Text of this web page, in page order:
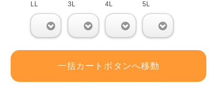
LL 3L 4L 5L
一括カートボタンへ移動